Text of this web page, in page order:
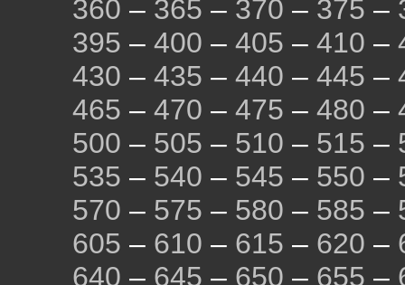
360 – 365 – 370 – 375 –
395 – 400 – 405 – 410 –
430 – 435 – 440 – 445 –
465 – 470 – 475 – 480 –
500 – 505 – 510 – 515 –
535 – 540 – 545 – 550 –
570 – 575 – 580 – 585 –
605 – 610 – 615 – 620 –
640 – 645 – 650 – 655 –